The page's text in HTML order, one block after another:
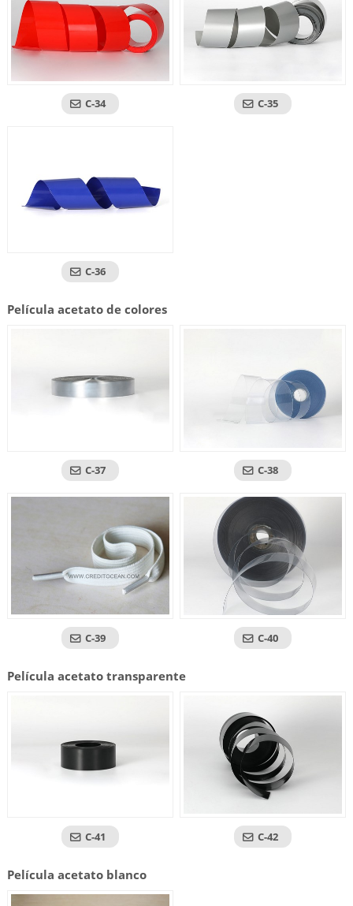
C-34 C-35
C-36
Película acetato de colores
C-37 C-38
C-39 C-40
Película acetato transparente
C-41 C-42
Película acetato blanco